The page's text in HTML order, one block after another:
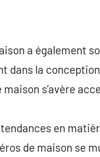
a également
dans la
s’avère
en
de maison se